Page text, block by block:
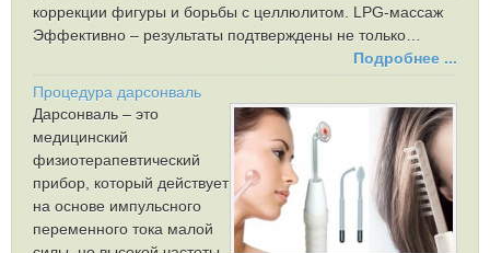
коррекции фигуры и борьбы с целлюлитом. LPG-массаж
Эффективно – результаты подтверждены не только…
Подробнее ...
Процедура дарсонваль
Дарсонваль – это
медицинский
физиотерапевтический
прибор, который действует
на основе импульсного
переменного тока малой